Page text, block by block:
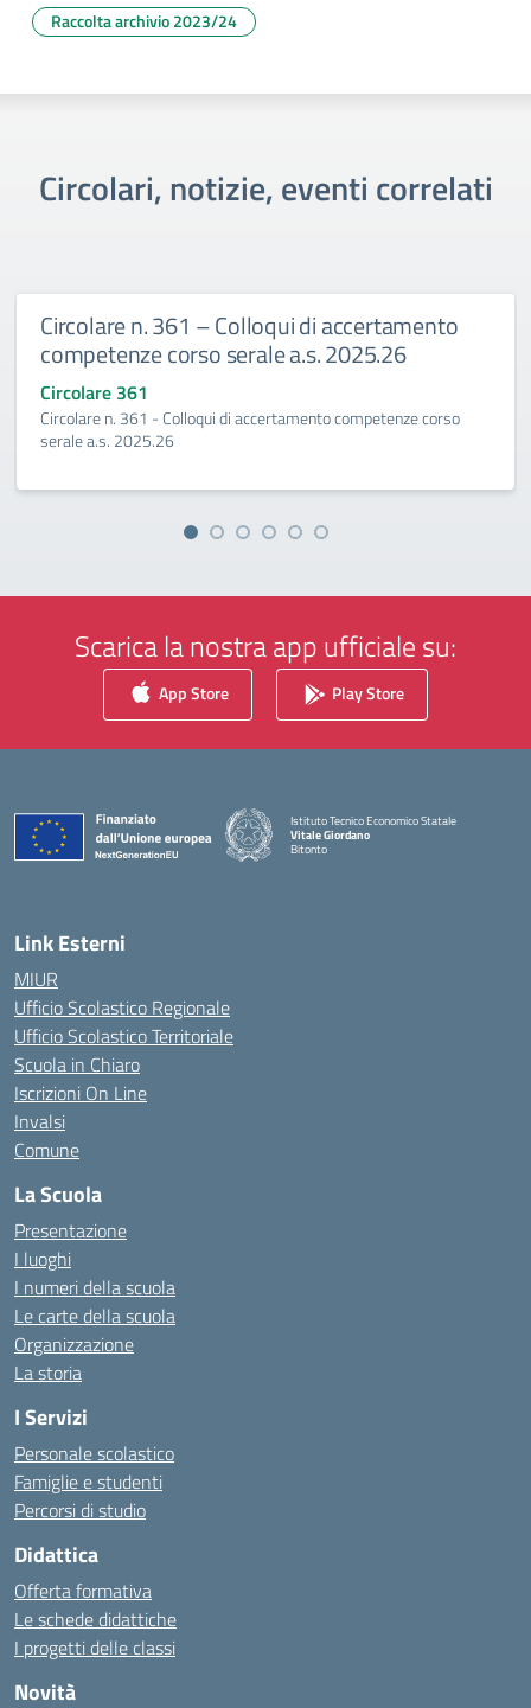
Raccolta archivio 2023/24
Circolari, notizie, eventi correlati
Circolare n. 361 – Colloqui di accertamento
competenze corso serale a.s. 2025.26
Circolare 361
Circolare n. 361 - Colloqui di accertamento competenze corso
serale a.s. 2025.26
Scarica la nostra app ufficiale su:
App Store Play Store
Istituto Tecnico Economico Statale
Vitale Giordano
Bitonto
Link Esterni
MIUR
Ufficio Scolastico Regionale
Ufficio Scolastico Territoriale
Scuola in Chiaro
Iscrizioni On Line
Invalsi
Comune
La Scuola
Presentazione
I luoghi
I numeri della scuola
Le carte della scuola
Organizzazione
La storia
I Servizi
Personale scolastico
Famiglie e studenti
Percorsi di studio
Didattica
Offerta formativa
Le schede didattiche
I progetti delle classi
Novità